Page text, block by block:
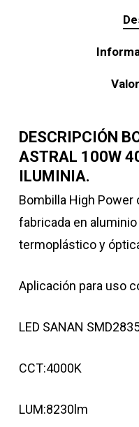
DESCRIPCIÓN
ASTRAL 100W
ILUMINIA.
Bombilla High
fabricada en
termoplástico y
Aplicación para uso
LED SANAN
CCT:4000K
LUM:8230lm